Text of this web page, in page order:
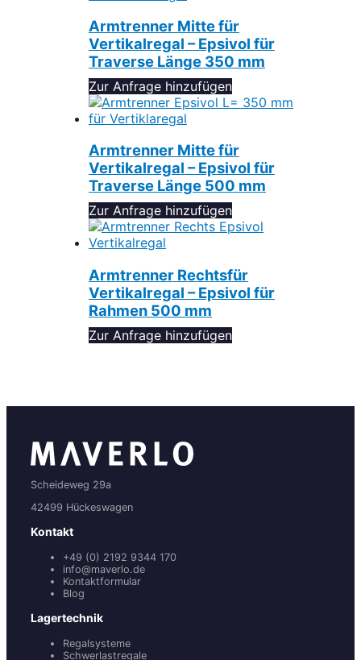
Armtrenner Mitte für
Vertikalregal – Epsivol für
Traverse Länge 350 mm
Zur Anfrage hinzufügen
Armtrenner Mitte für
Vertikalregal – Epsivol für
Traverse Länge 500 mm
Zur Anfrage hinzufügen
Armtrenner Rechtsfür
Vertikalregal – Epsivol für
Rahmen 500 mm
Zur Anfrage hinzufügen
Scheideweg 29a
42499 Hückeswagen
Kontakt
+49 (0) 2192 9344 170
info@maverlo.de
Kontaktformular
Blog
Lagertechnik
Regalsysteme
Schwerlastregale